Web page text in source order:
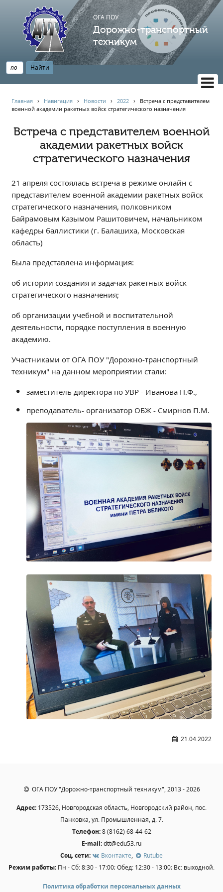
ОГА ПОУ
Дорожно-транспортный
техникум
НАВИГАЦИЯ
Главная
Профессионалитет
АБИТУРИЕНТУ
Новости
Наблюдательный совет
Информация
Независимая оценка качества
Профориентация
Обращения онлайн
Региональный центр по профилактике ДДТТ
Учебно-производственный комплекс
Центр карьеры
Противодействие коррупции
Всероссийское чемпионатное движение
Региональная инновационная площадка
Структура и органы управления образовательной
организацией
Документы
Образование
Образовательные стандарты и требования
Руководство
Педагогический состав
Материально-техническое обеспечение и
оснащенность образовательного процесса.
Доступная среда
Стипендии и меры поддержки обучающихся
Платные образовательные услуги
Финансово-хозяйственная деятельность
Вакантные места для приёма (перевода)
Международное сотрудничество
Организация питания в образовательной
организации
УЧЕБНАЯ РАБОТА
Расписание занятий
Заочное отделение
Локальные акты
Информационная безопасность
Информация для детей-сирот
Памятные даты военной истории
Пожарная безопасность
Программа воспитания
Противодействие терроризму
Работа педагога-психолога
Главная › Навигация › Новости ›2022 › Встреча с представителем
военной академии ракетных войск стратегического назначения
Встреча с представителем военной
академии ракетных войск
стратегического назначения
21 апреля состоялась встреча в режиме онлайн с
представителем военной академии ракетных войск
стратегического назначения, полковником
Байрамовым Казымом Рашитовичем, начальником
кафедры баллистики (г. Балашиха, Московская
область)
Была представлена информация:
об истории создания и задачах ракетных войск
стратегического назначения;
об организации учебной и воспитательной
деятельности, порядке поступления в военную
академию.
Участниками от ОГА ПОУ "Дорожно-транспортный
техникум" на данном мероприятии стали:
заместитель директора по УВР - Иванова Н.Ф.,
преподаватель- организатор ОБЖ - Смирнов П.М.
21.04.2022
ОГА ПОУ "Дорожно-транспортный техникум", 2013 - 2026
Адрес: 173526, Новгородская область, Новгородский район, пос.
Панковка, ул. Промышленная, д. 7.
Телефон:8 (8162) 68-44-62
E-mail:dtt@edu53.ru
Соц. сети:
Вконтакте,
Rutube
Режим работы: Пн - Сб: 8:30 - 17:00; Обед: 12:30 - 13:00; Вс: выходной.
Политика обработки персональных данных